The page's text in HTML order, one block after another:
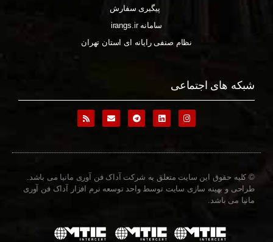
پیگیری سفارش
سامانه irangs.ir
نظام صنفی رایانه ای استان تهران
شبکه های اجتماعی
© کلیه حقوق این سایت متعلق به شرکت آداک فن آوری مانیا می باشد.
طراحی و بهینه سازی سایت توسط واحد توسعه نرم افزار آداک فن آوری
مانیا می باشد.